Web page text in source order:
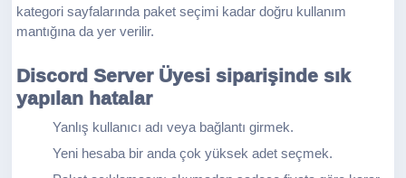
kategori sayfalarında paket seçimi kadar doğru kullanım
mantığına da yer verilir.
Discord Server Üyesi siparişinde sık
yapılan hatalar
Yanlış kullanıcı adı veya bağlantı girmek.
Yeni hesaba bir anda çok yüksek adet seçmek.